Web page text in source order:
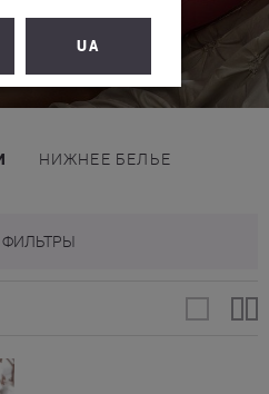
НИЖНЕЕ БЕЛЬЕ
ФИЛЬТРЫ
UA